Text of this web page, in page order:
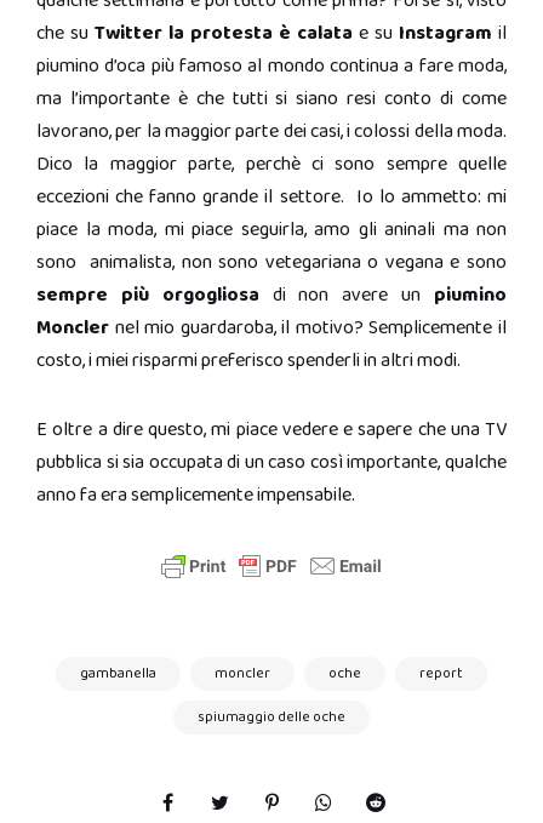
che su Twitter la protesta è calata e su Instagram il
piumino d’oca più famoso al mondo continua a fare moda,
ma l’importante è che tutti si siano resi conto di come
lavorano, per la maggior parte dei casi, i colossi della moda.
Dico la maggior parte, perchè ci sono sempre quelle
eccezioni che fanno grande il settore. Io lo ammetto: mi
piace la moda, mi piace seguirla, amo gli aninali ma non
sono animalista, non sono vetegariana o vegana e sono
sempre più orgogliosa di non avere un piumino
Moncler nel mio guardaroba, il motivo? Semplicemente il
costo, i miei risparmi preferisco spenderli in altri modi.
E oltre a dire questo, mi piace vedere e sapere che una TV
pubblica si sia occupata di un caso così importante, qualche
anno fa era semplicemente impensabile.
gambanella moncler oche
report
spiumaggio delle oche